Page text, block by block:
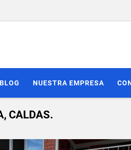
BLOG NUESTRA EMPRESA
CALDAS.